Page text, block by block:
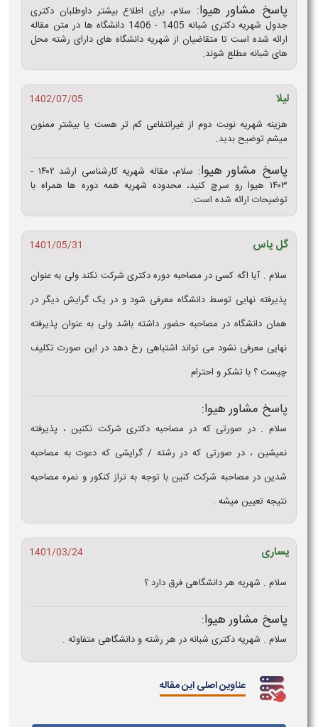
مشاور هیوا:سلام، برای اطلاع بیشتر داوطلبان دکتری
جدول شهریه دکتری شبانه 1405 - 1406 دانشگاه ها در متن مقاله
شده است تا متقاضیان از شهریه دانشگاه های دارای رشته محل
شبانه مطلع شوند.
1402/07/05
شهریه نوبت دوم از غیرانتفاعی کم تر هست یا بیشتر ممنون
توضیح بدید.
مشاور هیوا:
سلام، مقاله شهریه کارشناسی ارشد ۱۴۰۲ -
۱۴۰۳ هیوا رو سرچ کنید، محدوده شهریه همه دوره ها همراه با
ارائه شده است.
1401/05/31
. آیا اگه کسی در مصاحبه دوره دکتری شرکت نکند ولی به عنوان
نهایی توسط دانشگاه معرفی شود و در یک گرایش دیگر در
دانشگاه در مصاحبه حضور داشته باشد ولی به عنوان پذیرفته
معرفی نشود می تواند اشتباهی رخ دهد در این صورت تکلیف
؟ با تشکر و احترام
مشاور هیوا:
. در صورتی که در مصاحبه دکتری شرکت نکنین ، پذیرفته
، در صورتی که در رشته / گرایشی که دعوت به مصاحبه
در مصاحبه شرکت کنین با توجه به تراز کنکور و نمره مصاحبه
تعیین میشه .
1401/03/24
. شهریه هر دانشگاهی فرق دارد ؟
مشاور هیوا:
. شهریه دکتری شبانه در هر رشته و دانشگاهی متفاوته .
عناوین اصلی این مقاله